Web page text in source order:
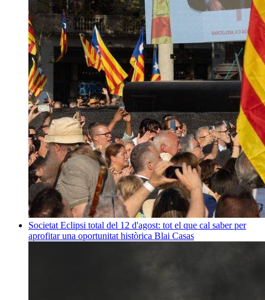
Societat Eclipsi total del 12 d'agost: tot el que cal saber per
aprofitar una oportunitat històrica Blai Casas